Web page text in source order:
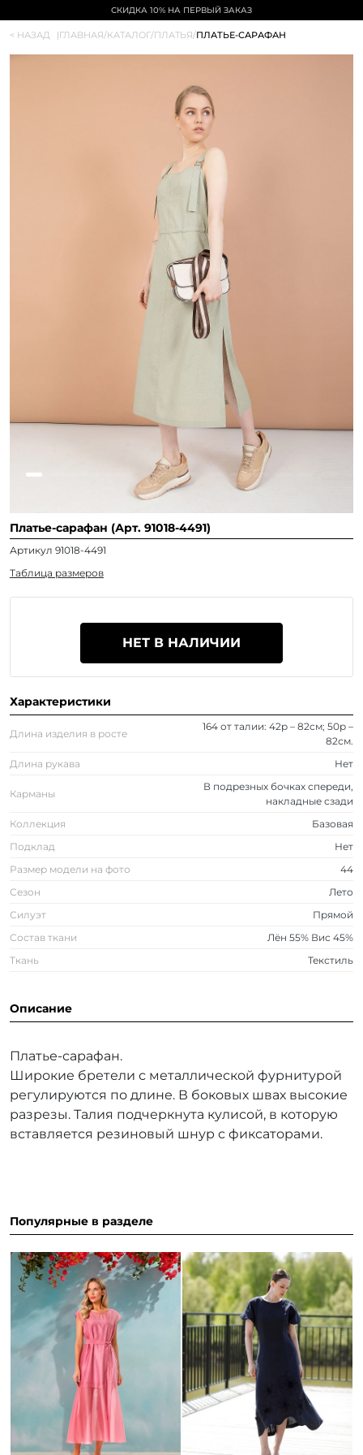
СКИДКА 10% НА ПЕРВЫЙ ЗАКАЗ
< НАЗАД |ГЛАВНАЯ/КАТАЛОГ/ПЛАТЬЯ/ПЛАТЬЕ-САРАФАН
Платье-сарафан (Арт. 91018-4491)
Артикул 91018-4491
Таблица размеров
НЕТ В НАЛИЧИИ
Характеристики
Длина изделия в росте
164 от талии: 42р – 82см; 50р –
82см.
Длина рукава
Нет
Карманы
В подрезных бочках спереди,
накладные сзади
Коллекция
Базовая
Подклад
Нет
Размер модели на фото
44
Сезон
Лето
Силуэт
Прямой
Состав ткани
Лён 55% Вис 45%
Ткань
Текстиль
Описание
Платье-сарафан.
Широкие бретели с металлической фурнитурой
регулируются по длине. В боковых швах высокие
разрезы. Талия подчеркнута кулисой, в которую
вставляется резиновый шнур с фиксаторами.
Популярные в разделе